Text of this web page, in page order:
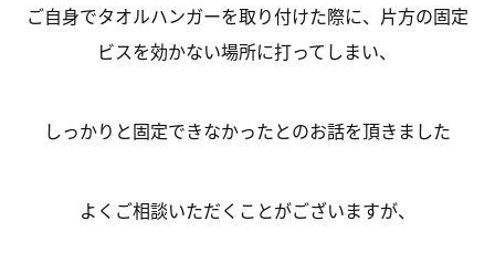
ご自身でタオルハンガーを取り付けた際に、片方の固定
ビスを効かない場所に打ってしまい、
しっかりと固定できなかったとのお話を頂きました
よくご相談いただくことがございますが、